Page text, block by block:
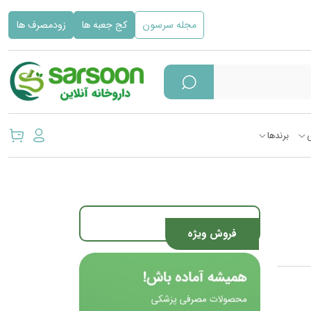
مجله سرسون کج جعبه ها زودمصرف ها
برندها
فروش ویژه